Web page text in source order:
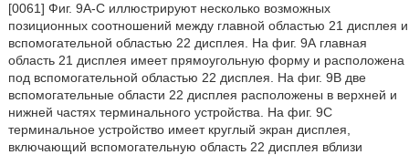
[0061] Фиг. 9А-С иллюстрируют несколько возможных
позиционных соотношений между главной областью 21 дисплея и
вспомогательной областью 22 дисплея. На фиг. 9А главная
область 21 дисплея имеет прямоугольную форму и расположена
под вспомогательной областью 22 дисплея. На фиг. 9В две
вспомогательные области 22 дисплея расположены в верхней и
нижней частях терминального устройства. На фиг. 9С
терминальное устройство имеет круглый экран дисплея,
включающий вспомогательную область 22 дисплея вблизи